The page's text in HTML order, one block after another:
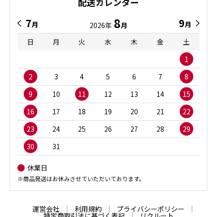
7月 2026年 8月 9月
日
月 火 水 木 金
土
1
2
3 4 5 6 7
8
9
10 11 12 13 14
15
16
17 18 19 20 21
22
23
24 25 26 27 28
29
30
31
休業日
※商品発送はお休みさせていただいております。
運営会社 利用規約 プライバシーポリシー